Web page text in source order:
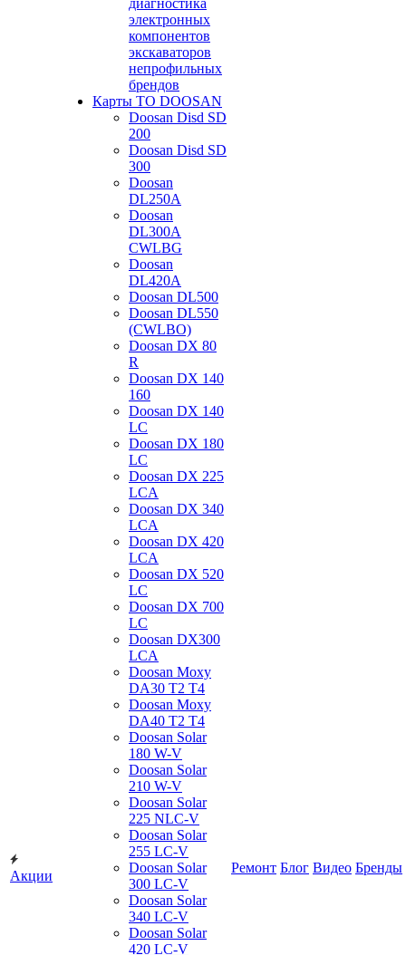
Акции
диагностика
электронных
компонентов
экскаваторов
непрофильных
брендов
Карты ТО DOOSAN
Doosan Disd SD
200
Doosan Disd SD
300
Doosan
DL250A
Doosan
DL300A
CWLBG
Doosan
DL420A
Doosan DL500
Doosan DL550
(CWLBO)
Doosan DX 80
R
Doosan DX 140
160
Doosan DX 140
LC
Doosan DX 180
LC
Doosan DX 225
LCA
Doosan DX 340
LCA
Doosan DX 420
LCA
Doosan DX 520
LC
Doosan DX 700
LC
Doosan DX300
LCA
Doosan Moxy
DA30 T2 T4
Doosan Moxy
DA40 T2 T4
Doosan Solar
180 W-V
Doosan Solar
210 W-V
Doosan Solar
225 NLC-V
Doosan Solar
255 LC-V
Doosan Solar
300 LC-V
Doosan Solar
340 LC-V
Doosan Solar
420 LC-V
Ремонт Блог Видео Бренды